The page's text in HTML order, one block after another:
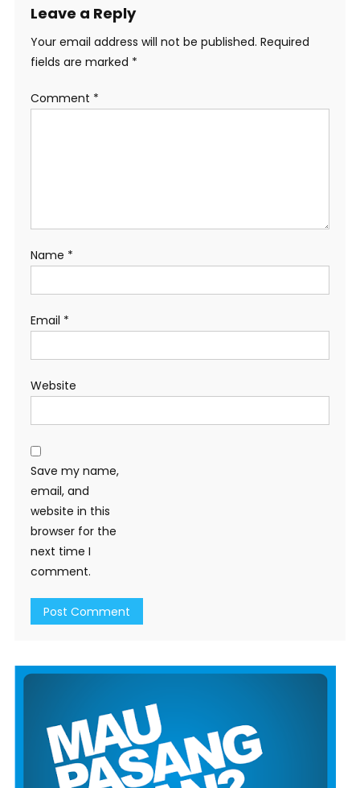
Leave a Reply
Your email address will not be published. Required
fields are marked *
Comment *
Name *
Email *
Website
Save my name,
email, and
website in this
browser for the
next time I
comment.